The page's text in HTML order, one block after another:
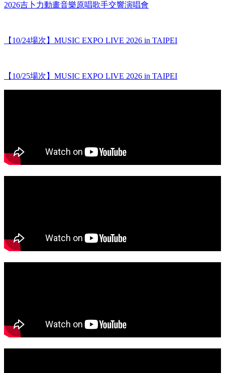
2026吉卜力動畫音樂原唱歌手交響演唱會
【10/24場次】MUSIC EXPO LIVE 2026 in TAIPEI
【10/25場次】MUSIC EXPO LIVE 2026 in TAIPEI